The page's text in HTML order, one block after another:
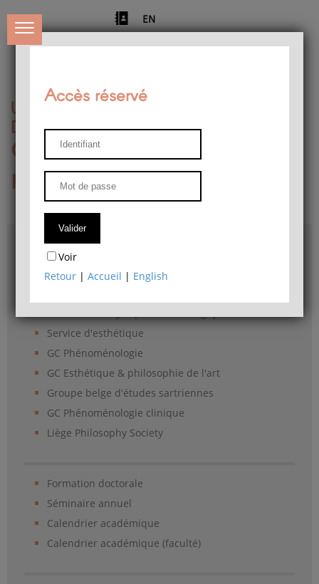
EN
Université de Liège
Département de philosophie
Centre de recherches
phénoménologiques
Accès & plans
Bibliothèque du Département de philosophie
Service d'esthétique
GC Phénoménologie
GC Esthétique & philosophie de l'art
Groupe belge d'études sartriennes
GC Phénoménologie clinique
Liège Philosophy Society
Formation doctorale
Séminaire annuel
Calendrier académique
Calendrier académique (faculté)
Accès réservé
Voir
Retour |Accueil | English